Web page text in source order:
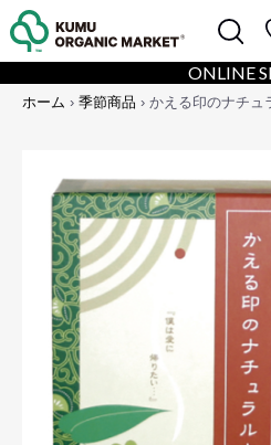
ONLINE
ホーム › 季節商品 › かえる印のナチュ